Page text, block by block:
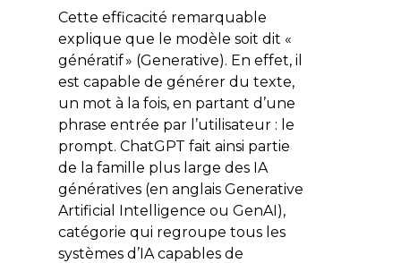
Cette efficacité remarquable
explique que le modèle soit dit «
génératif » (Generative). En effet, il
est capable de générer du texte,
un mot à la fois, en partant d’une
phrase entrée par l’utilisateur : le
prompt. ChatGPT fait ainsi partie
de la famille plus large des IA
génératives (en anglais Generative
Artificial Intelligence ou GenAI),
catégorie qui regroupe tous les
systèmes d’IA capables de